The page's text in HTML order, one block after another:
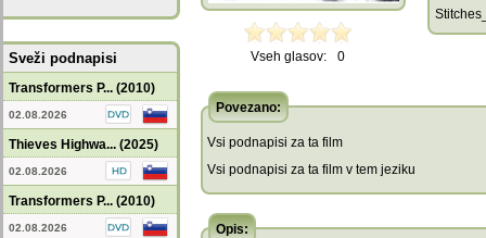
Sveži podnapisi
Transformers P... (2010)
02.08.2026
Thieves Highwa... (2025)
02.08.2026
Transformers P... (2010)
02.08.2026
Vseh glasov: 0
Povezano:
Vsi podnapisi za ta film
Vsi podnapisi za ta film v tem jeziku
Opis: